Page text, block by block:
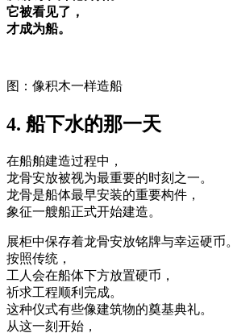
它被看见了，
才成为船。
图：像积木一样造船
4. 船下水的那一天
在船舶建造过程中，
龙骨安放被视为最重要的时刻之一。
龙骨是船体最早安装的重要构件，
象征一艘船正式开始建造。
展柜中保存着龙骨安放铭牌与幸运硬币。
按照传统，
工人会在船体下方放置硬币，
祈求工程顺利完成。
这种仪式有些像建筑物的奠基典礼。
从这一刻开始，